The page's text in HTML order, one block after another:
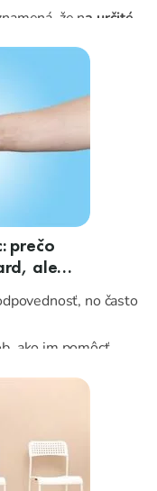
že na určité
prečo
ale
no často
ako im pomôcť